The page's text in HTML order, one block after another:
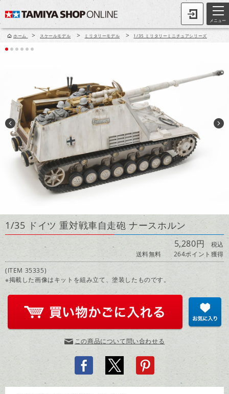
メニュー
ホーム > スケールモデル > ミリタリーモデル > 1/35 ミリタリーミニチュアシリーズ
1/35 ドイツ 重対戦車自走砲 ナースホルン
5,280円 税込
送料無料
264ポイント獲得
(ITEM 35335)
※掲載した画像はキットを組み立て、塗装したものです。
この商品について問い合わせる